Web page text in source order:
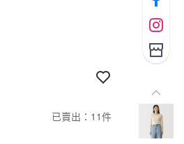
已賣出：11件